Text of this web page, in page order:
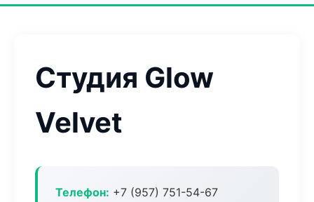
Студия Glow
Velvet
Телефон: +7 (957) 751-54-67